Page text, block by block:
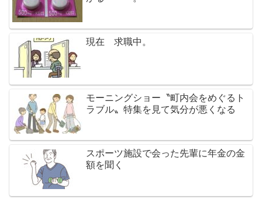
現在 求職中。
モーニングショー〝町内会をめぐるト
ラブル〟特集を見て気分が悪くなる
スポーツ施設で会った先輩に年金の金
額を聞く